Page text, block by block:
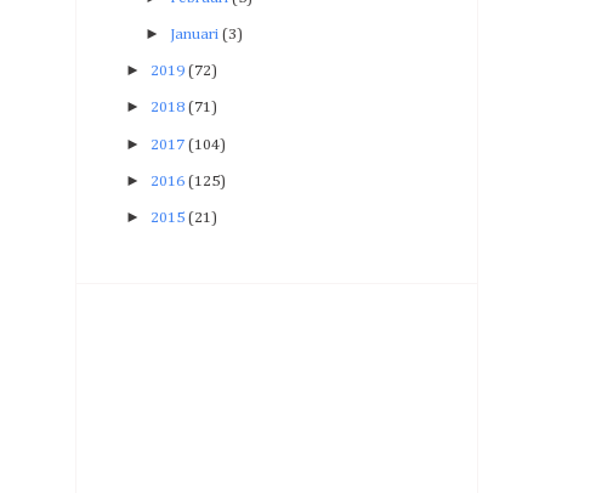
► Januari (3)
► 2019 (72)
► 2018 (71)
► 2017 (104)
► 2016 (125)
► 2015 (21)